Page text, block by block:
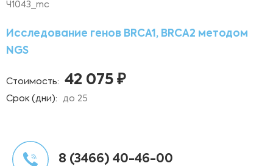
Ч1043_mc
Исследование генов BRCA1, BRCA2 методом
NGS
Стоимость: 42 075 ₽
Срок (дни): до 25
8 (3466) 40-46-00